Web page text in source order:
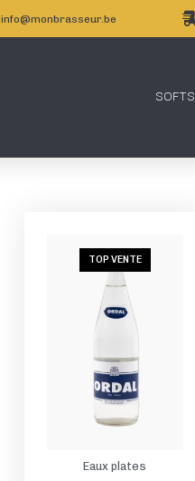
info@monbrasseur.be
SOFTS
TOP VENTE
Eaux plates